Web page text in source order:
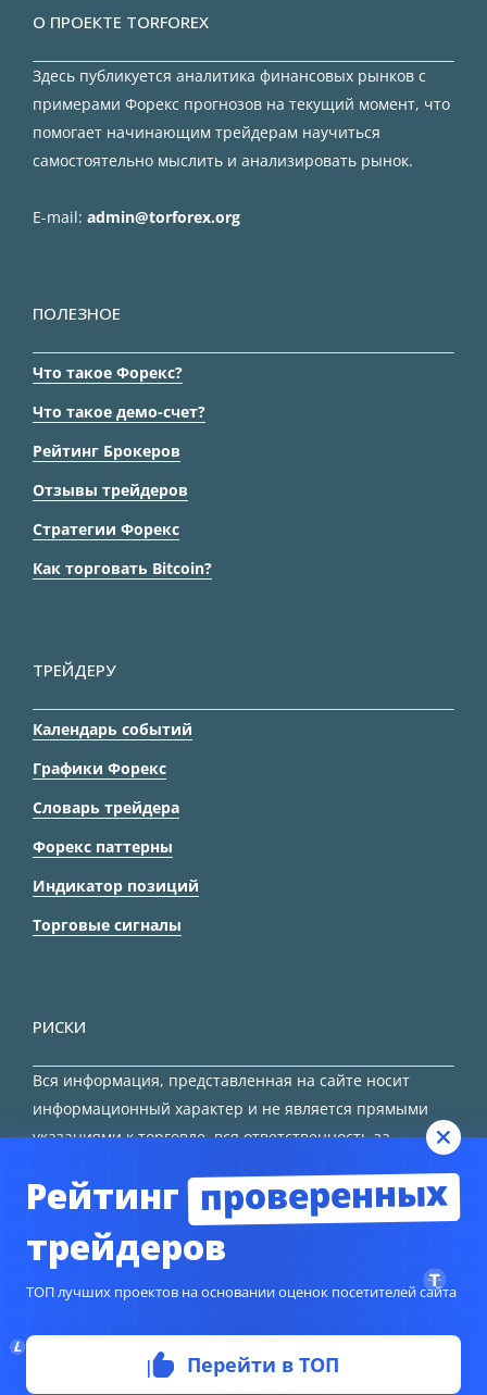
О ПРОЕКТЕ TORFOREX
Здесь публикуется аналитика финансовых рынков с
примерами Форекс прогнозов на текущий момент, что
помогает начинающим трейдерам научиться
самостоятельно мыслить и анализировать рынок.
E-mail: admin@torforex.org
ПОЛЕЗНОЕ
Что такое Форекс?
Что такое демо-счет?
Рейтинг Брокеров
Отзывы трейдеров
Стратегии Форекс
Как торговать Bitcoin?
ТРЕЙДЕРУ
Календарь событий
Графики Форекс
Словарь трейдера
Форекс паттерны
Индикатор позиций
Торговые сигналы
РИСКИ
Вся информация, представленная на сайте носит
информационный характер и не является прямыми
указаниями к торговле, вся ответственность за
© Copyright 2024TORFOREX.COM
Рейтинг проверенных
трейдеров
ТОП лучших проектов на основании оценок посетителей сайта
Перейти в ТОП